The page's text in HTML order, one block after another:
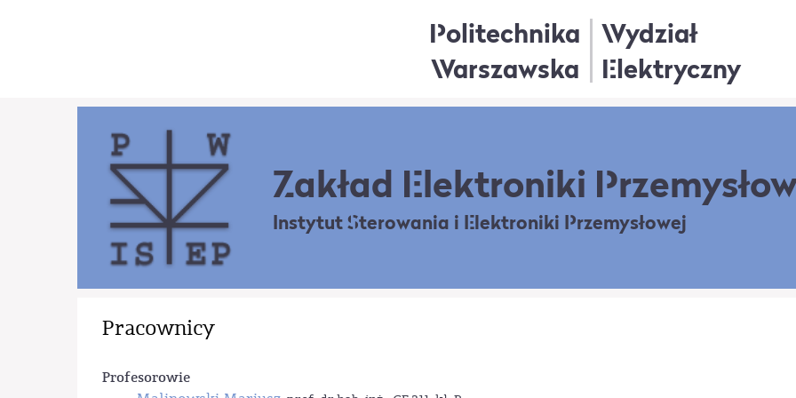
Politechnika
Warszawska
Wydział
Elektryczny
Zakład Elektroniki
Instytut Sterowania i Elektroniki Przemysłowej
Pracownicy
Profesorowie